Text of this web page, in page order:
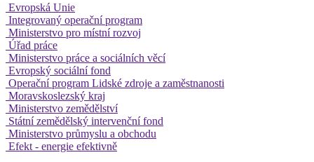
Evropská Unie
Integrovaný operační program
Ministerstvo pro místní rozvoj
Úřad práce
Ministerstvo práce a sociálních věcí
Evropský sociální fond
Operační program Lidské zdroje a zaměstnanosti
Moravskoslezský kraj
Ministerstvo zemědělství
Státní zemědělský intervenční fond
Ministerstvo průmyslu a obchodu
Efekt - energie efektivně